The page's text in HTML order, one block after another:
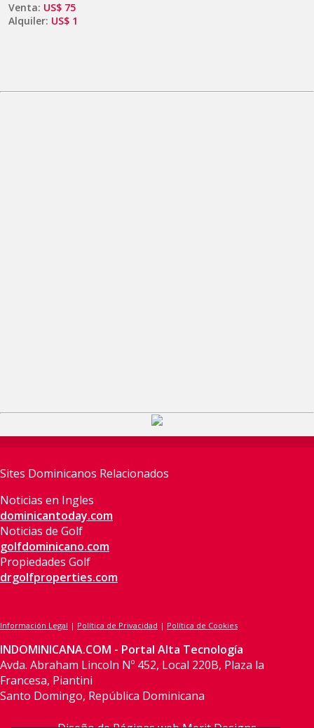
Venta: US$ 75
Alquiler: US$ 1
Sites Dominicanos Relacionados
Noticias en Ingles
dominicantoday.com
Noticias de Golf
golfdominicano.com
Propiedades Golf
drgolfproperties.com
Información Legal | Política de Privacidad | Política de Cookies
INDOMINICANA.COM - Portal Alta Tecnología
Avda. Abraham Lincoln Nº 452, Local 220B, Plaza la
Francesa, Piantini
Santo Domingo, República Dominicana